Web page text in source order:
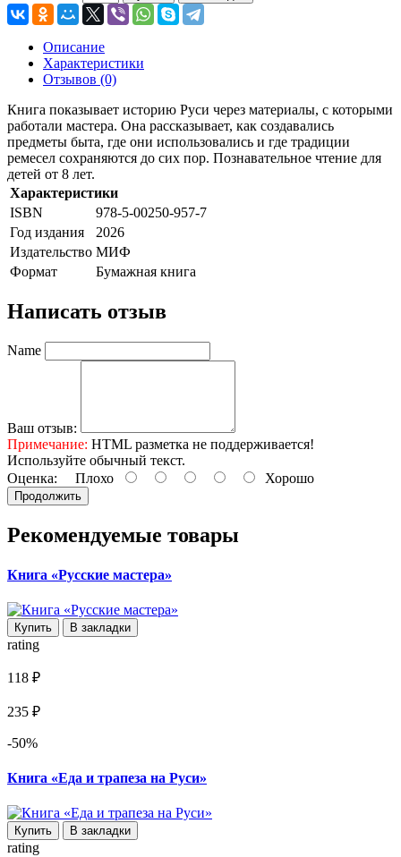
Описание
Характеристики
Отзывов (0)
Книга показывает историю Руси через материалы, с которыми
работали мастера. Она рассказывает, как создавались
предметы быта, где они использовались и где традиции
ремесел сохраняются до сих пор. Познавательное чтение для
детей от 8 лет.
Характеристики
ISBN
978-5-00250-957-7
Год издания
2026
Издательство МИФ
Формат
Бумажная книга
Написать отзыв
Name
Ваш отзыв:
Примечание: HTML разметка не поддерживается!
Используйте обычный текст.
Оценка: Плохо Хорошо
Продолжить
Рекомендуемые товары
Книга «Русские мастера»
Купить В закладки
rating
118 ₽
235 ₽
-50%
Книга «Еда и трапеза на Руси»
Купить В закладки
rating